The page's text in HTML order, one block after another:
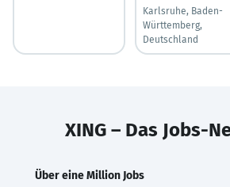
Karlsruhe, Baden-
Württemberg,
Deutschland
XING – Das Jobs-
Über eine Million Jobs